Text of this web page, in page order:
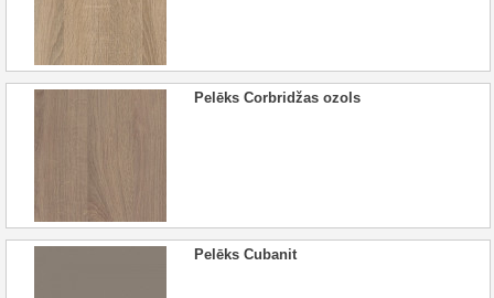
Pelēks Corbridžas ozols
Pelēks Cubanit